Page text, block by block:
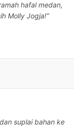
hafal medan,
Molly Jogja!”
suplai bahan ke